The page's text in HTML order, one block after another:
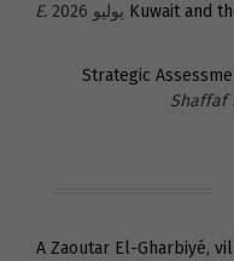
Kuwait and
E.
Strategic
Shaffaf
A Zaoutar El-Gharbiyé,